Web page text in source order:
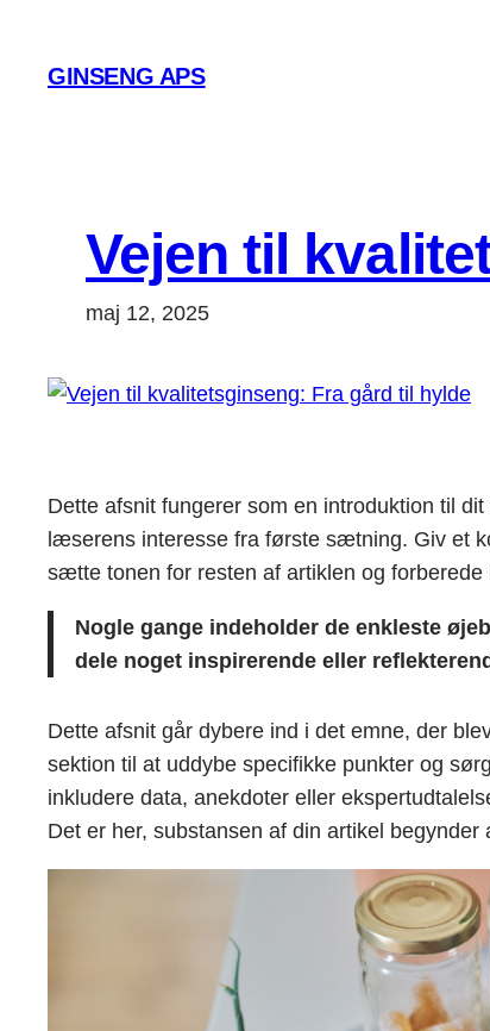
indhold
GINSENG APS
Vejen til
maj 12, 2025
Dette afsnit fungerer som en introduktion til
læserens interesse fra første sætning. Giv et
sætte tonen for resten af artiklen og
Nogle gange indeholder de enkleste
dele noget inspirerende eller
Dette afsnit går dybere ind i det emne, der
sektion til at uddybe specifikke punkter og
inkludere data, anekdoter eller
Det er her, substansen af din artikel begynder